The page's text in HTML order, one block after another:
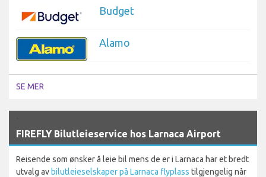
Budget
Alamo
SE MER
FIREFLY Bilutleieservice hos Larnaca Airport
Reisende som ønsker å leie bil mens de er i Larnaca har et bredt
utvalg avbilutleieselskaper på Larnaca flyplass tilgjengelig når